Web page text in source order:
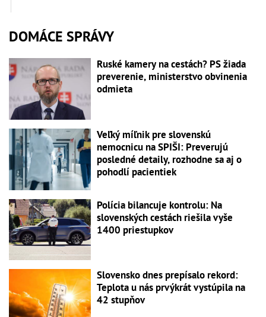
DOMÁCE SPRÁVY
Ruské kamery na cestách? PS žiada
preverenie, ministerstvo obvinenia
odmieta
Veľký míľnik pre slovenskú
nemocnicu na SPIŠI: Preverujú
posledné detaily, rozhodne sa aj o
pohodlí pacientiek
Polícia bilancuje kontrolu: Na
slovenských cestách riešila vyše
1400 priestupkov
Slovensko dnes prepísalo rekord:
Teplota u nás prvýkrát vystúpila na
42 stupňov